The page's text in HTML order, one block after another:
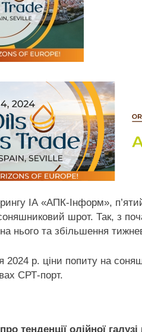
ІА «АПК-Інформ»,
шрот. Так, з
нього та збільшення
2024 р. ціни попиту на
СРТ-порт.
тенденції олійної